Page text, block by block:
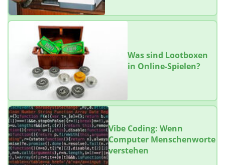
Was sind Lootboxen
in Online-Spielen?
Vibe Coding: Wenn
Computer Menschenworte
verstehen